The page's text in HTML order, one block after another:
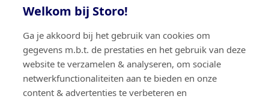
Welkom bij Storo!
Ga je akkoord bij het gebruik van cookies om
gegevens m.b.t. de prestaties en het gebruik van deze
website te verzamelen & analyseren, om sociale
netwerkfunctionaliteiten aan te bieden en onze
content & advertenties te verbeteren en
TikTok